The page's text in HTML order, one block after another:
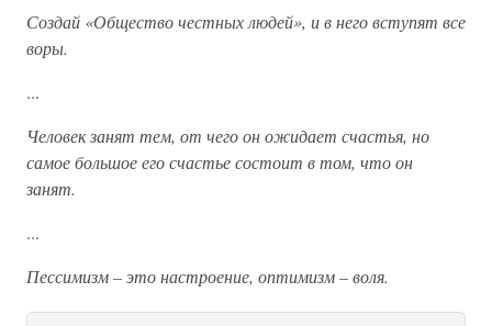
Создай «Общество честных людей», и в него вступят все
воры.
...
Человек занят тем, от чего он ожидает счастья, но
самое большое его счастье состоит в том, что он
занят.
...
Пессимизм – это настроение, оптимизм – воля.